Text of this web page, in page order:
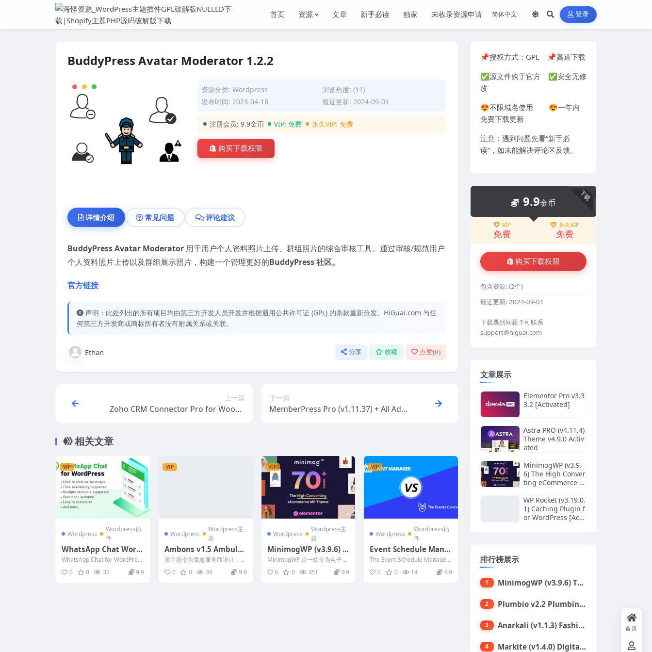
首页 资源 文章 新手必读 独家 未收录资源申请 登录
BuddyPress Avatar Moderator 1.2.2
资源分类:Wordpress
浏览热度: (11)
发布时间: 2023-04-18
最近更新: 2024-09-01
注册会员:9.9金币 VIP:免费 永久VIP:免费
购买下载权限
详情介绍 常见问题 评论建议
BuddyPress Avatar Moderator 用于用户个人资料照片上传、群组照片的综合审核工具。通过审核/规范用户
个人资料照片上传以及群组展示照片，构建一个管理更好的BuddyPress 社区。
官方链接
声明：此处列出的所有项目均由第三方开发人员开发并根据通用公共许可证 (GPL) 的条款重新分发。HiGuai.com 与任
何第三方开发商或商标所有者没有附属关系或关联。
Ethan 分享 收藏 点赞(0)
上一篇
Zoho CRM Connector Pro for WooCo
下一篇
MemberPress Pro (v1.11.37) + All Addo
相关文章
VIP
Wordpress
Wordpress插
件
WhatsApp Chat Word
Press 3.7
WhatsApp Chat for WordPress
插件允许您将 Whats...
0 0 32 9.9
VIP
Wordpress
Wordpress主
题
Ambons v1.5 Ambula
nce Service WordPres
s Theme
该主题专为紧急服务而设计，例
如救护车服务、救护车公司或护
理服务。它为用户提供严重...
0 0 38 9.9
VIP
Wordpress
Wordpress主
题
MinimogWP (v3.9.6) T
he High Converting e
Commerce WordPress
Theme
MinimogWP 是一款专为电子商
务设计的高性能 WordPress 主
题，以...
0 0 451 9.9
VIP
Wordpress
Wordpress插
件
Event Schedule Mana
ger 1.2.1 The Events C
alendar
The Event Schedule Manager
是一款多功能插件，旨在为各
种...0 0 14 9.9
📌授权方式： GPL 📌高速下载
✅源文件购于官方 ✅安全无修
改
😍不限域名使用 😍一年内
免费下载更新
注意：遇到问题先看“新手必
读”，如未能解决评论区反馈。
下载
9.9金币
VIP
免费
永久VIP
免费
购买下载权限
包含资源: (2个)
最近更新: 2024-09-01
下载遇到问题？可联系
support@higuai.com
文章展示
Elementor Pro v3.3
3.2 [Activated]
Astra PRO (v4.11.4)
Theme v4.9.0 Activ
ated
MinimogWP (v3.9.
6) The High Conver
ting eCommerce W
WP Rocket (v3.19.0.
1) Caching Plugin f
or WordPress [Acti
排行榜展示
1 MinimogWP (v3.9.6) The High Converting eCommerce WordPress Theme
2 Plumbio v2.2 Plumbing Services WordPress Theme
3 Anarkali (v1.1.3) Fashion Shop Ecommerce Elementor Theme
4 Markite (v1.4.0) Digital Marketplace WordPress Theme
首页